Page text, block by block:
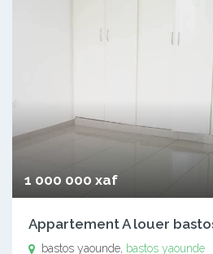
1 000 000 xaf
Appartement A louer
bastos yaounde, bastos yaounde